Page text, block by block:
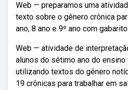
Web — preparamos uma
texto sobre o gênero crônica
ano, 8 ano e 9º ano com
Web — atividade de
alunos do sétimo ano do ensino
utilizando textos do gênero
19 crônicas para trabalhar em